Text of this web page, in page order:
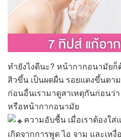
ทำยังไงดีนะ? หน้ากากอนามัย
สิวขึ้น เป็นผดผื่น รอยแดงขึ้นต
ก่อนอื่นเรามาดูสาเหตุกันก่อนว่
หรือหน้ากากอนามัย
ความอับชื้น เมื่อเราต้องใ
เกิดจากการพูด ไอ จาม และเห